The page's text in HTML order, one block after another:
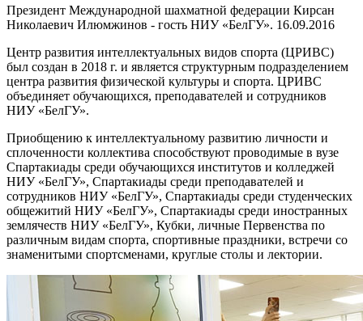
Президент Международной шахматной федерации Кирсан
Николаевич Илюмжинов - гость НИУ «БелГУ». 16.09.2016
Центр развития интеллектуальных видов спорта (ЦРИВС)
был создан в 2018 г. и является структурным подразделением
центра развития физической культуры и спорта. ЦРИВС
объединяет обучающихся, преподавателей и сотрудников
НИУ «БелГУ».
Приобщению к интеллектуальному развитию личности и
сплоченности коллектива способствуют проводимые в вузе
Спартакиады среди обучающихся институтов и колледжей
НИУ «БелГУ», Спартакиады среди преподавателей и
сотрудников НИУ «БелГУ», Спартакиады среди студенческих
общежитий НИУ «БелГУ», Спартакиады среди иностранных
землячеств НИУ «БелГУ», Кубки, личные Первенства по
различным видам спорта, спортивные праздники, встречи со
знаменитыми спортсменами, круглые столы и лектории.